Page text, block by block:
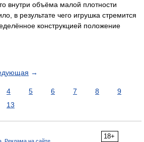
внутри объёма малой плотности
в результате чего игрушка стремится
конструкцией положение
→
4 5 6 7 8
9
13
18+